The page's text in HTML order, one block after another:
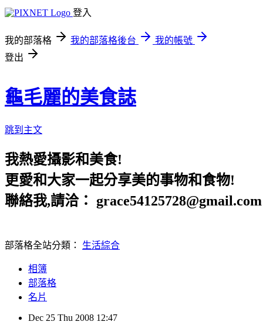
登入
我的部落格 我的部落格後台
我的帳號
登出
龜毛麗的美食誌
跳到主文
我熱愛攝影和美食!
更愛和大家一起分享美的事物和食物!
聯絡我,請洽： grace54125728@gmail.com
部落格全站分類： 生活綜合
相簿
部落格
名片
Dec 25 Thu 2008 12:47